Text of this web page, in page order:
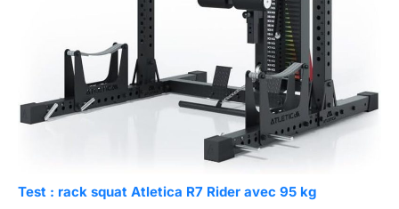
Test : rack squat Atletica R7 Rider avec 95 kg